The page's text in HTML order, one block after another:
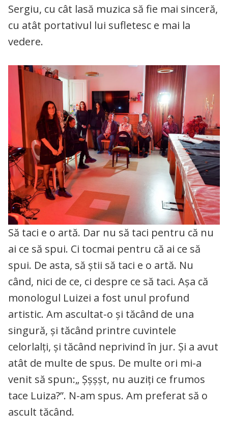
Sergiu, cu cât lasă muzica să fie mai sinceră,
cu atât portativul lui sufletesc e mai la
vedere.
Să taci e o artă. Dar nu să taci pentru că nu
ai ce să spui. Ci tocmai pentru că ai ce să
spui. De asta, să știi să taci e o artă. Nu
când, nici de ce, ci despre ce să taci. Așa că
monologul Luizei a fost unul profund
artistic. Am ascultat-o și tăcând de una
singură, și tăcând printre cuvintele
celorlalți, și tăcând neprivind în jur. Și a avut
atât de multe de spus. De multe ori mi-a
venit să spun:„ Șșșșt, nu auziți ce frumos
tace Luiza?”. N-am spus. Am preferat să o
ascult tăcând.